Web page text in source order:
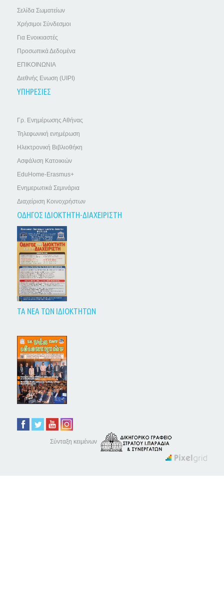
Σελίδα Σωματείων
Χρήσιμοι Σύνδεσμοι
Για Ενοικιαστές
Προσωπικά Δεδομένα
ΕΠΙΚΟΙΝΩΝΙΑ
Διεθνής Ενωση (UIPI)
ΥΠΗΡΕΣΙΕΣ
Γρ. Ενημέρωσης Αθήνας
Τηλεφωνική ενημέρωση
Ηλεκτρονική Βιβλιοθήκη
Ασφάλιση Κατοικιών
EduHome-Erasmus+
Ενημερωτικά Σεμινάρια
Διαχείριση Κοινοχρήστων
ΟΔΗΓΟΣ ΙΔΙΟΚΤΗΤΗ-ΔΙΑΧΕΙΡΙΣΤΗ
ΤΑ ΝΕΑ ΤΩΝ ΙΔΙΟΚΤΗΤΩΝ
Σύνταξη κειμένων